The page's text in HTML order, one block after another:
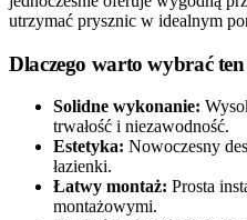
utrzymać prysznic w idealnym
Dlaczego warto wybrać
Solidne wykonanie:
trwałość i niezawodność.
Estetyka: Nowoczesny
łazienki.
Łatwy montaż: Prosta
montażowymi.